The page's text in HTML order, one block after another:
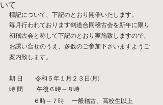
いて
標記について、下記のとおり開催いたします。
毎月行われております剣道合同稽古会を新年に限り
初稽古会と称して下記のとおり実施致しますので、
お誘い合せのうえ、多数のご参加下さいますようご
案内致します。
期 日　　令和５年１月２３日(月)
時 間 　　午後６時～８時
６時～７時　 一般稽古、高校生以上